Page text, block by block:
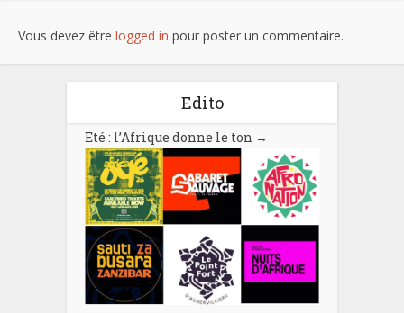
Vous devez être logged in pour poster un commentaire.
Edito
Eté : l’Afrique donne le ton →